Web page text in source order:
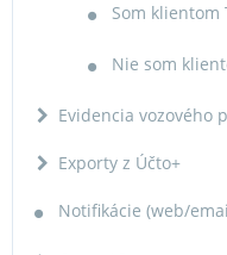
Som klientom
Nie som
Evidencia vozového
Exporty z Účto+
Notifikácie (web/